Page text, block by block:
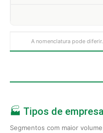
A nomenclatura pode
🏭 Tipos de
Segmentos com maior